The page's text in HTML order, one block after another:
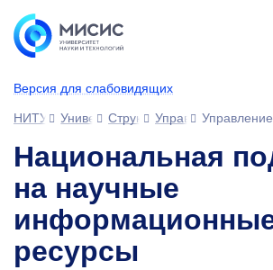
Версия для слабовидящих
НИТУ МИСИСУниверситетСтруктура университета
Управления
Национальная
на научные
ресурсы